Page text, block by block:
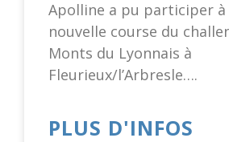
Apolline a pu participer à
nouvelle course du
Monts du Lyonnais à
Fleurieux/l’Arbresle….
PLUS D'INFOS